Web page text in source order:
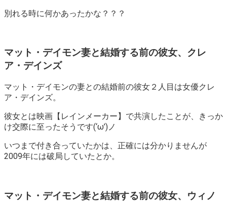
別れる時に何かあったかな？？？
マット・デイモン妻と結婚する前の彼女、クレ
ア・デインズ
マット・デイモンの妻との結婚前の彼女２人目は女優クレ
ア・デインズ。
彼女とは映画【レインメーカー】で共演したことが、きっか
け交際に至ったそうです(‘ω’)ノ
いつまで付き合っていたかは、正確には分かりませんが
2009年には破局していたとか。
マット・デイモン妻と結婚する前の彼女、ウィノ